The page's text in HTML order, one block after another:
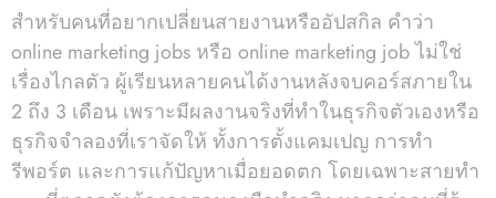
สำหรับคนที่อยากเปลี่ยนสายงานหรืออัปสกิล คำว่า
online marketing jobs หรือ online marketing job ไม่ใช่
เรื่องไกลตัว ผู้เรียนหลายคนได้งานหลังจบคอร์สภายใน
2 ถึง 3 เดือน เพราะมีผลงานจริงที่ทำในธุรกิจตัวเองหรือ
ธุรกิจจำลองที่เราจัดให้ ทั้งการตั้งแคมเปญ การทำ
รีพอร์ต และการแก้ปัญหาเมื่อยอดตก โดยเฉพาะสายทำ